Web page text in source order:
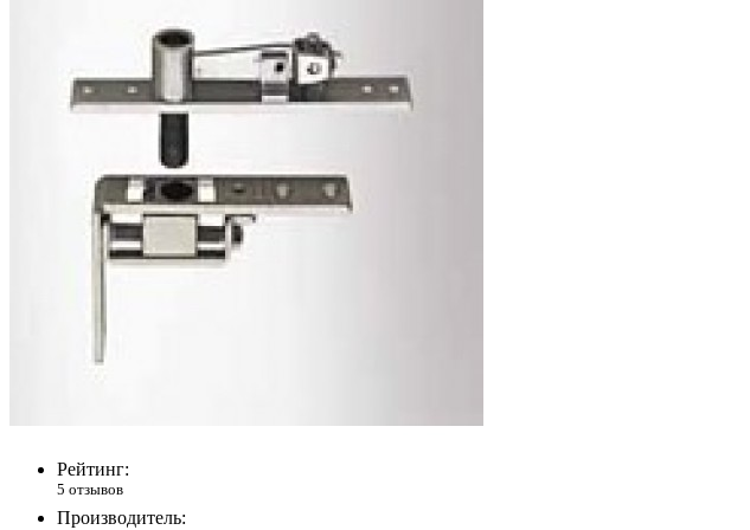
Рейтинг:
5 отзывов
Производитель: